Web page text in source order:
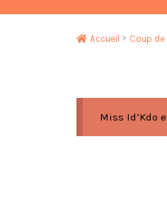
Accueil Coup de
Miss Id’Kdo